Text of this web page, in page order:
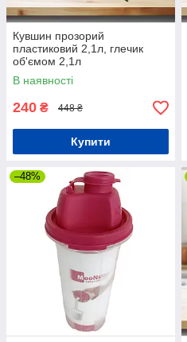
Кувшин прозорий
пластиковий 2,1л, глечик
об'ємом 2,1л
В наявності
240 ₴ 448 ₴
Купити
–48%